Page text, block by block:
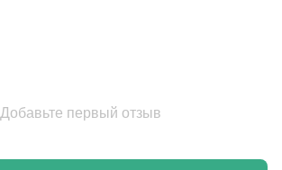
Добавьте первый отзыв